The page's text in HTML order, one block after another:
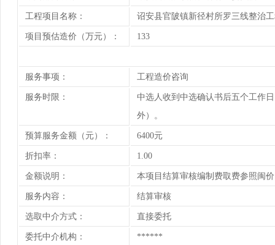
工程项目名称： 诏安县官陂镇新径村所罗三线整治
项目预估造价（万元）： 133
服务事项： 工程造价咨询
服务时限：
中选人收到中选确认书后五个工作
外）。
预算服务金额（元）： 6400元
折扣率： 1.00
金额说明： 本项目结算审核编制费取费参照闽
服务内容： 结算审核
选取中介方式： 直接委托
委托中介机构： ******